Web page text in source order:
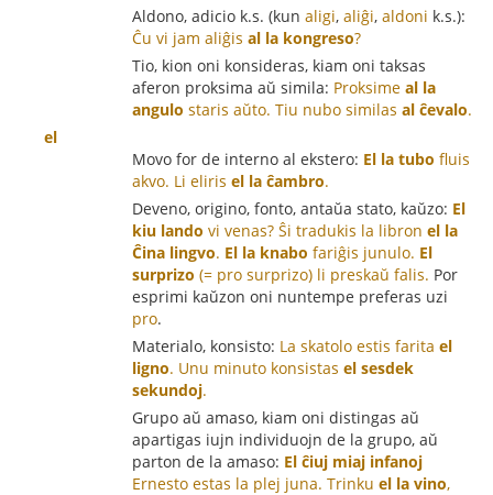
Aldono, adicio k.s. (kun aligi, aliĝi, aldoni k.s.):
Ĉu vi jam aliĝis al la kongreso?
Tio, kion oni konsideras, kiam oni taksas
aferon proksima aŭ simila: Proksime al la
angulo staris aŭto. Tiu nubo similas al ĉevalo.
el
Movo for de interno al ekstero: El la tubo fluis
akvo. Li eliris el la ĉambro.
Deveno, origino, fonto, antaŭa stato, kaŭzo: El
kiu lando vi venas? Ŝi tradukis la libron el la
Ĉina lingvo. El la knabo fariĝis junulo. El
surprizo (= pro surprizo) li preskaŭ falis. Por
esprimi kaŭzon oni nuntempe preferas uzi
pro.
Materialo, konsisto: La skatolo estis farita el
ligno. Unu minuto konsistas el sesdek
sekundoj.
Grupo aŭ amaso, kiam oni distingas aŭ
apartigas iujn individuojn de la grupo, aŭ
parton de la amaso: El ĉiuj miaj infanoj
Ernesto estas la plej juna. Trinku el la vino,